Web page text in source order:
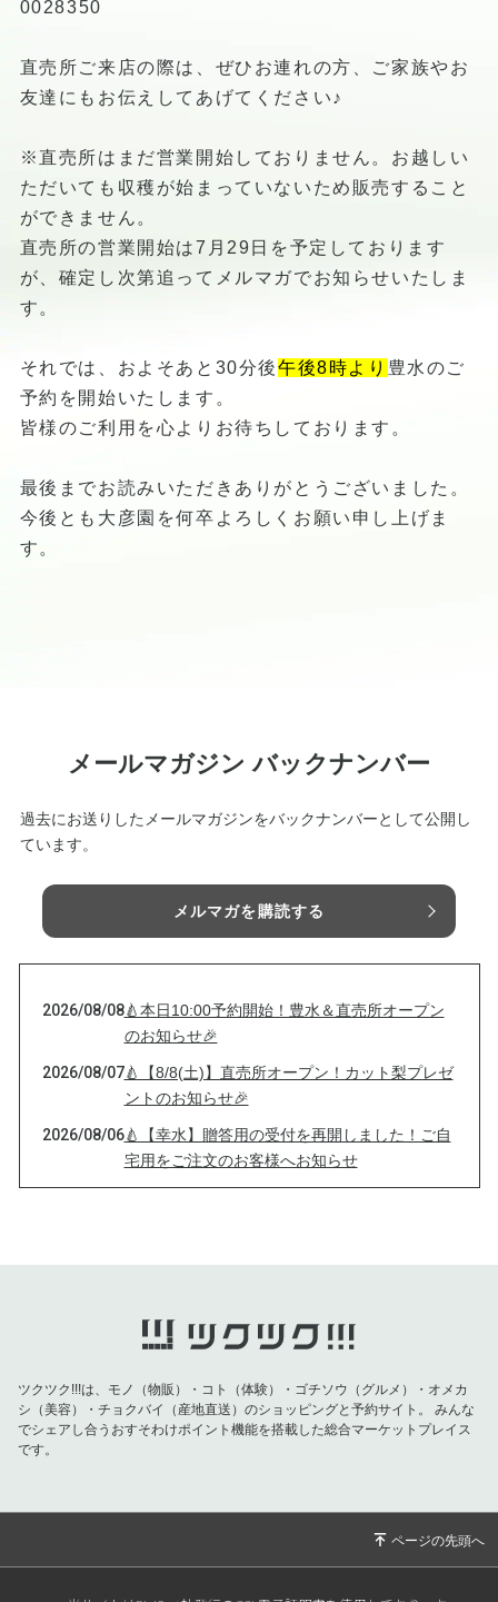
0028350
直売所ご来店の際は、ぜひお連れの方、ご家族やお
友達にもお伝えしてあげてください♪
※直売所はまだ営業開始しておりません。お越しい
ただいても収穫が始まっていないため販売すること
ができません。
直売所の営業開始は7月29日を予定しております
が、確定し次第追ってメルマガでお知らせいたしま
す。
それでは、およそあと30分後午後8時より 豊水のご
予約を開始いたします。
皆様のご利用を心よりお待ちしております。
最後までお読みいただきありがとうございました。
今後とも大彦園を何卒よろしくお願い申し上げま
す。
メールマガジン バックナンバー
過去にお送りしたメールマガジンをバックナンバーとして公開し
ています。
メルマガを購読する
2026/08/08🍐本日10:00予約開始！豊水＆直売所オープン
のお知らせ🎉
2026/08/07🍐【8/8(土)】直売所オープン！カット梨プレゼ
ントのお知らせ🎉
2026/08/06🍐【幸水】贈答用の受付を再開しました！ご自
宅用をご注文のお客様へお知らせ
🍐【7/25(土)10:00〜】幸水の予約受付を開始し
ます！
2026/07/04 🍐今日は「梨の日」🍐ご報告と2026年シーズン
のお知らせ
2026/01/01
ツクツク!!!は、モノ（物販）・コト（体験）・ゴチソウ（グルメ）・オメカ
シ（美容）・チョクバイ（産地直送）のショッピングと予約サイト。
みんな
でシェアし合うおすそわけポイント機能を搭載した総合マーケットプレイス
です。